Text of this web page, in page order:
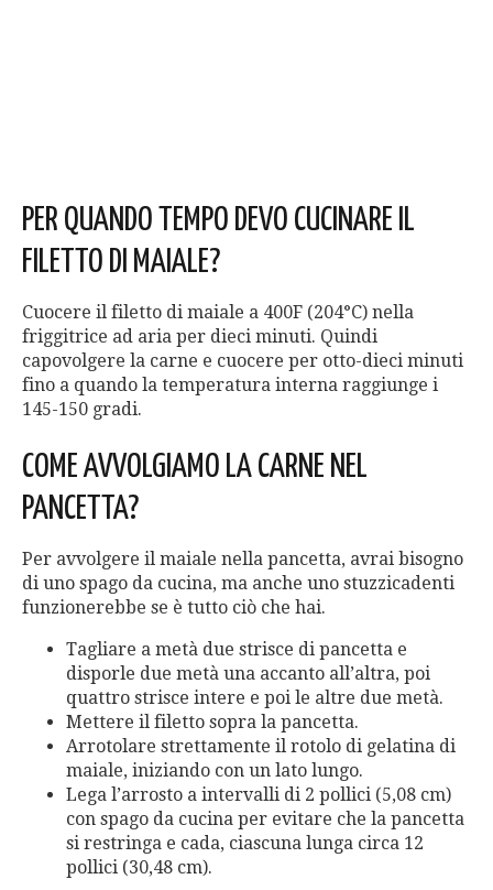
PER QUANDO TEMPO DEVO CUCINARE IL
FILETTO DI MAIALE?
Cuocere il filetto di maiale a 400F (204°C) nella
friggitrice ad aria per dieci minuti. Quindi
capovolgere la carne e cuocere per otto-dieci minuti
fino a quando la temperatura interna raggiunge i
145-150 gradi.
COME AVVOLGIAMO LA CARNE NEL
PANCETTA?
Per avvolgere il maiale nella pancetta, avrai bisogno
di uno spago da cucina, ma anche uno stuzzicadenti
funzionerebbe se è tutto ciò che hai.
Tagliare a metà due strisce di pancetta e
disporle due metà una accanto all’altra, poi
quattro strisce intere e poi le altre due metà.
Mettere il filetto sopra la pancetta.
Arrotolare strettamente il rotolo di gelatina di
maiale, iniziando con un lato lungo.
Lega l’arrosto a intervalli di 2 pollici (5,08 cm)
con spago da cucina per evitare che la pancetta
si restringa e cada, ciascuna lunga circa 12
pollici (30,48 cm).